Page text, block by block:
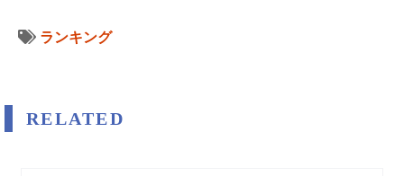
ランキング
RELATED